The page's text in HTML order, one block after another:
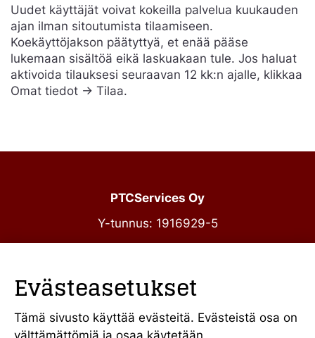
Uudet käyttäjät voivat kokeilla palvelua kuukauden
ajan ilman sitoutumista tilaamiseen.
Koekäyttöjakson päätyttyä, et enää pääse
lukemaan sisältöä eikä laskuakaan tule. Jos haluat
aktivoida tilauksesi seuraavan 12 kk:n ajalle, klikkaa
Omat tiedot -> Tilaa.
PTCServices Oy
Y-tunnus: 1916929-5
julkiset@ptcs.fi
Vaihde 010 34 19 700
Evästeasetukset
Tämä sivusto käyttää evästeitä. Evästeistä osa on
välttämättömiä ja osaa käytetään